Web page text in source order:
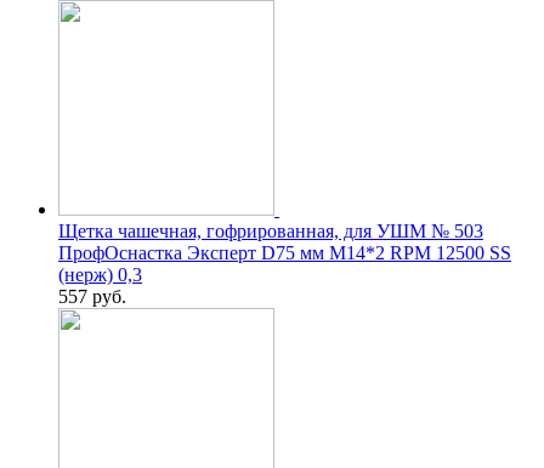
Щетка чашечная, гофрированная, для УШМ № 503
ПрофОснастка Эксперт D75 мм М14*2 RPM 12500 SS
(нерж) 0,3
557 руб.